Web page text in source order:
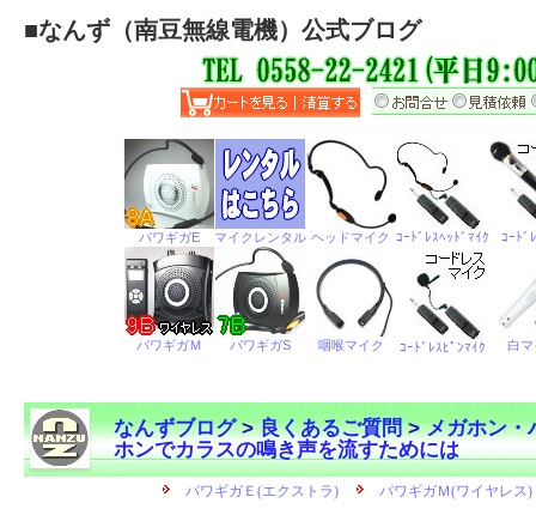
■なんず（南豆無線電機）公式ブログ
なんずブログ>良くあるご質問>メガホン・
ホンでカラスの鳴き声を流すためには